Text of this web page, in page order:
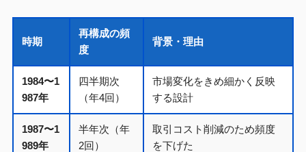
時期
再構成の頻
度
背景・理由
1984〜1
987年
四半期次
（年4回）
市場変化をきめ細かく反映
する設計
1987〜1
989年
半年次（年
2回）
取引コスト削減のため頻度
を下げた